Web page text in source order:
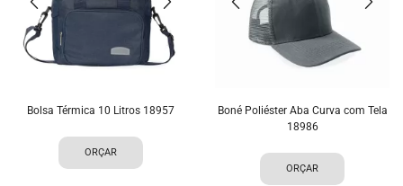
Bolsa Térmica 10 Litros 18957
ORÇAR
Boné Poliéster Aba Curva com Tela
18986
ORÇAR